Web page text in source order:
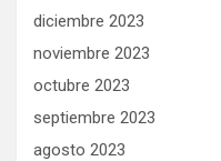
diciembre 2023
noviembre 2023
octubre 2023
septiembre 2023
agosto 2023